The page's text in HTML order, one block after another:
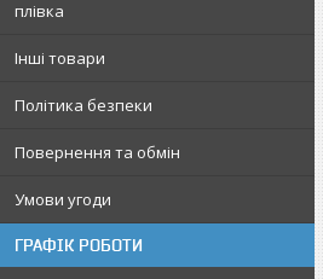
плівка
Інші товари
Політика безпеки
Повернення та обмін
Умови угоди
ГРАФІК РОБОТИ